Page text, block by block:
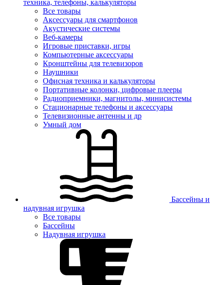
техника, телефоны, калькуляторы
Все товары
Аксессуары для смартфонов
Акустические системы
Веб-камеры
Игровые приставки, игры
Компьютерные аксессуары
Кронштейны для телевизоров
Наушники
Офисная техника и калькуляторы
Портативные колонки, цифровые плееры
Радиоприемники, магнитолы, минисистемы
Стационарные телефоны и аксессуары
Телевизионные антенны и др
Умный дом
Бассейны и
надувная игрушка
Все товары
Бассейны
Надувная игрушка